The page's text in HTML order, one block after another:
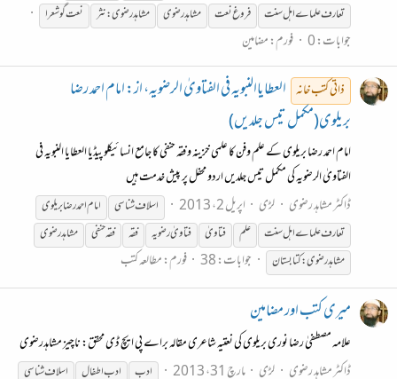
تعارف علماے اہل سنت
فروغ نعت مشاہدرضوی مشاہدرضوی:نثر نعت گوشعرا
جوابات: 0 فورم:مضامین
ذاتی کتب خانہ العطایاالنبویہ فی الفتاویٰ الرضویہ، از: امام احمد رضا
بریلوی(مکمل تیس جلدیں)
امام احمد رضا بریلوی کے علم وفن کا علمی خزینہ و فقہ حنفی کا جامع انسائیکلو پیڈیا العطایا النبویہ فی
الفتاویٰ الرضویہ کی مکمل تیس جلدیں اردو محفل پر پیش خدمت ہیں
ڈاکٹر مشاہد رضوی
لڑی اپریل 2، 2013 اسلافشناسی
امام احمدرضا بریلوی
تعارف علماے اہل سنت
علم فتاویٰ فتاویٰ رضویہ فقہ فقہ حنفی
مشاہدرضوی
مشاہدرضوی:کتابستان
جوابات: 38 فورم:مطالعہ کتب
میری کتب اور مضامین
علامہ مصطفیٰ رضا نوری بریلوی کی نعتیہ شاعری مقالہ براے پی ایچ ڈی محقق: ناچیز مشاہدرضوی
ڈاکٹر مشاہد رضوی
لڑی مارچ 31، 2013 ادب ادب اطفال اسلافشناسی